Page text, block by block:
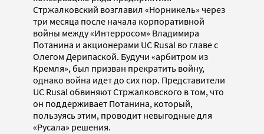
Стржалковский возглавил «Норникель» через
три месяца после начала корпоративной
войны между «Интерросом» Владимира
Потанина и акционерами UC Rusal во главе с
Олегом Дерипаской. Будучи «арбитром из
Кремля», был призван прекратить войну,
однако война идет до сих пор. Представители
UC Rusal обвиняют Стржалковского в том, что
он поддерживает Потанина, который,
пользуясь этим, проводит невыгодные для
«Русала» решения.